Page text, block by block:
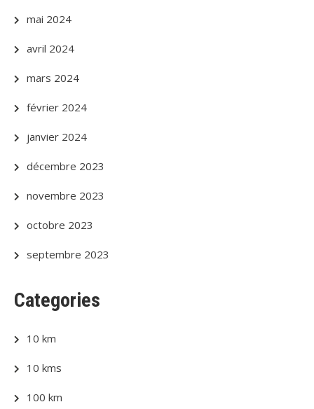
mai 2024
avril 2024
mars 2024
février 2024
janvier 2024
décembre 2023
novembre 2023
octobre 2023
septembre 2023
Categories
10 km
10 kms
100 km